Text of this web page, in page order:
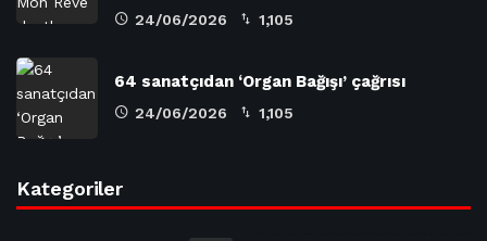
24/06/2026 1,105
64 sanatçıdan ‘Organ Bağışı’ çağrısı
24/06/2026 1,105
Kategoriler